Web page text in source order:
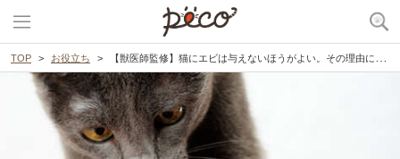
TOP お役立ち 【獣医師監修】猫にエビは与えないほうがよい。その理由について